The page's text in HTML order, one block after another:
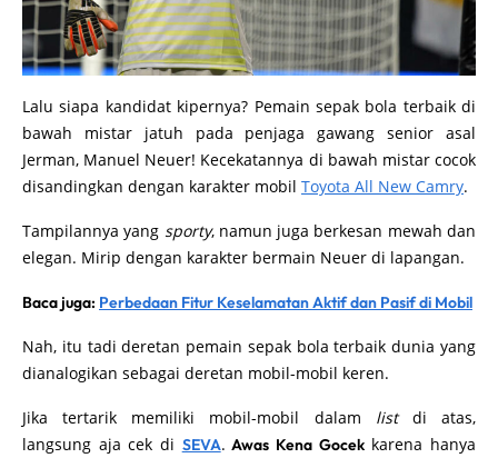
Lalu siapa kandidat kipernya? Pemain sepak bola terbaik di
bawah mistar jatuh pada penjaga gawang senior asal
Jerman, Manuel Neuer! Kecekatannya di bawah mistar cocok
disandingkan dengan karakter mobil Toyota All New Camry.
Tampilannya yang sporty, namun juga berkesan mewah dan
elegan. Mirip dengan karakter bermain Neuer di lapangan.
Baca juga: Perbedaan Fitur Keselamatan Aktif dan Pasif di Mobil
Nah, itu tadi deretan pemain sepak bola terbaik dunia yang
dianalogikan sebagai deretan mobil-mobil keren.
Jika tertarik memiliki mobil-mobil dalam list di atas,
langsung aja cek di SEVA. Awas Kena Gocekkarena hanya